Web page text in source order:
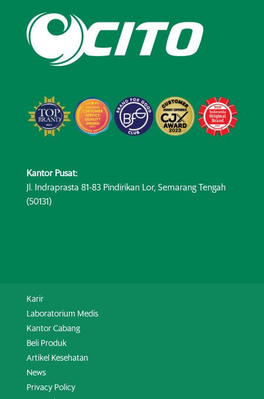
Kantor Pusat:
Jl. Indraprasta 81-83 Pindirikan Lor, Semarang Tengah
(50131)
Karir
Laboratorium Medis
Kantor Cabang
Beli Produk
Artikel Kesehatan
News
Privacy Policy